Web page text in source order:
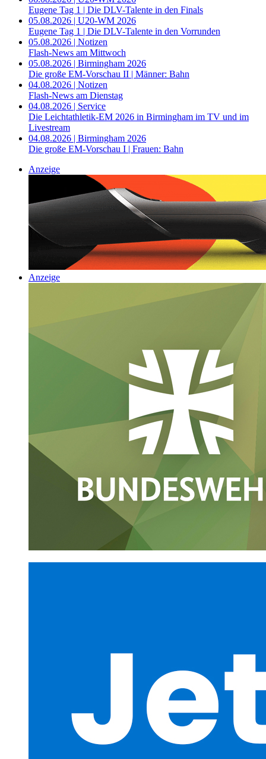
Eugene Tag 1 | Die DLV-Talente in den Finals
05.08.2026 | U20-WM 2026
Eugene Tag 1 | Die DLV-Talente in den Vorrunden
05.08.2026 | Notizen
Flash-News am Mittwoch
05.08.2026 | Birmingham 2026
Die große EM-Vorschau II | Männer: Bahn
04.08.2026 | Notizen
Flash-News am Dienstag
04.08.2026 | Service
Die Leichtathletik-EM 2026 in Birmingham im TV und im
Livestream
04.08.2026 | Birmingham 2026
Die große EM-Vorschau I | Frauen: Bahn
Anzeige
Anzeige